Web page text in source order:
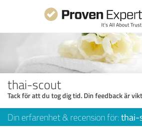
thai-scout
Tack för att du tog dig tid. Din feedback är
Din erfarenhet & recension för: thai-